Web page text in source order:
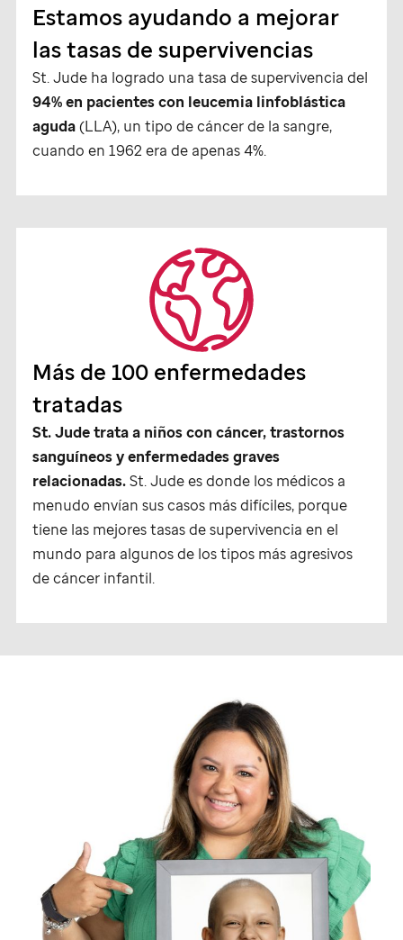
Estamos ayudando a mejorar
las tasas de supervivencias
St. Jude ha logrado una tasa de supervivencia del
94% en pacientes con leucemia linfoblástica
aguda(LLA), un tipo de cáncer de la sangre,
cuando en 1962 era de apenas 4%.
Más de 100 enfermedades
tratadas
St. Judetrata a niños con cáncer, trastornos
sanguíneos y enfermedades graves
relacionadas.St. Judees donde los médicos a
menudo envían sus casos más difíciles, porque
tiene las mejores tasas de supervivencia en el
mundo para algunos de los tipos más agresivos
de cáncer infantil.